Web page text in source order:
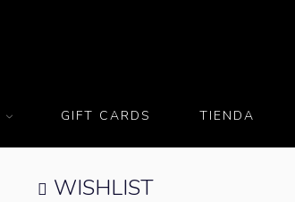
GIFT CARDS TIENDA
WISHLIST